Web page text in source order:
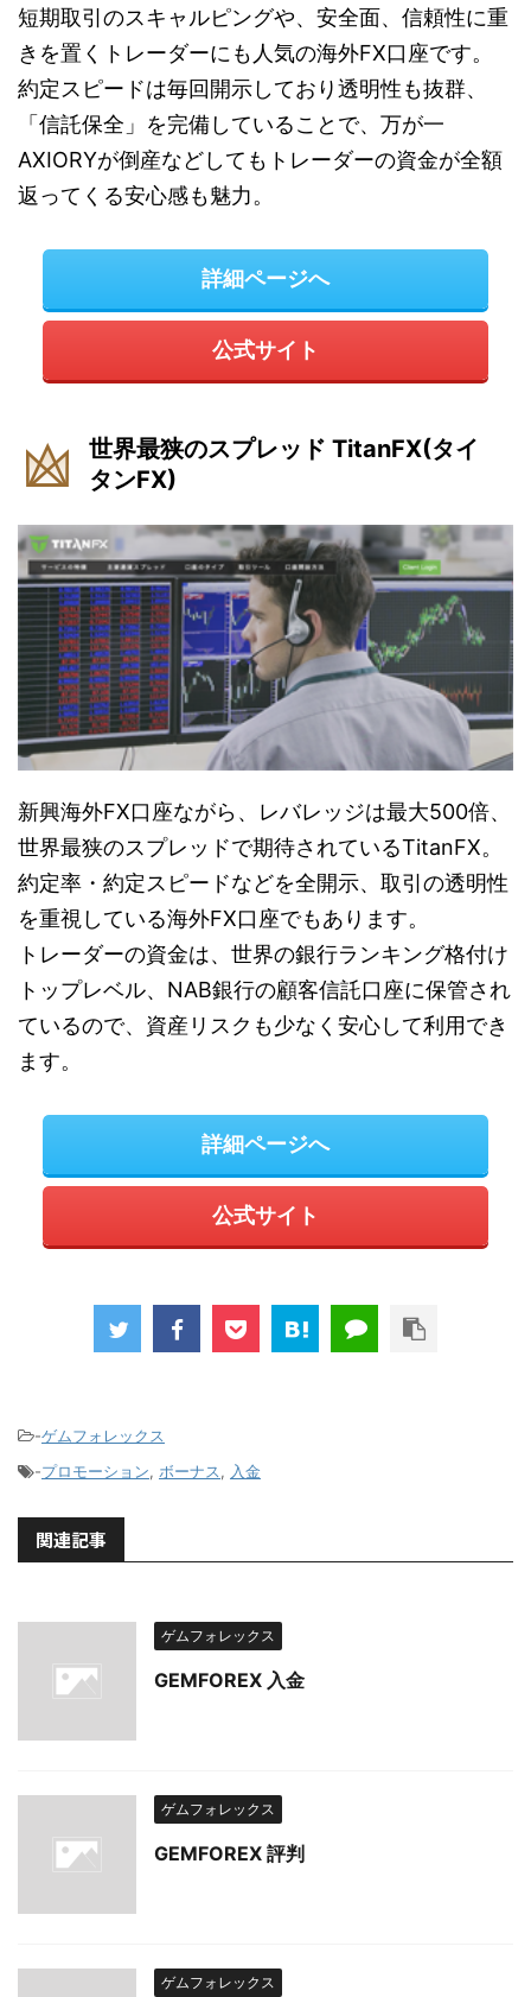
短期取引のスキャルピングや、安全面、信頼性に重
きを置くトレーダーにも人気の海外FX口座です。
約定スピードは毎回開示しており透明性も抜群、
「信託保全」を完備していることで、万が一
AXIORYが倒産などしてもトレーダーの資金が全額
返ってくる安心感も魅力。
詳細ページへ
公式サイト
世界最狭のスプレッド TitanFX(タイ
タンFX)
新興海外FX口座ながら、レバレッジは最大500倍、
世界最狭のスプレッドで期待されているTitanFX。
約定率・約定スピードなどを全開示、取引の透明性
を重視している海外FX口座でもあります。
トレーダーの資金は、世界の銀行ランキング格付け
トップレベル、NAB銀行の顧客信託口座に保管され
ているので、資産リスクも少なく安心して利用でき
ます。
詳細ページへ
公式サイト
-ゲムフォレックス
-プロモーション, ボーナス, 入金
関連記事
ゲムフォレックス
GEMFOREX 入金
ゲムフォレックス
GEMFOREX 評判
ゲムフォレックス